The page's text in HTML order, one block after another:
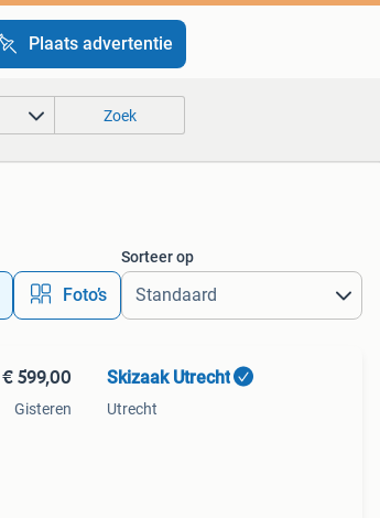
Plaats advertentie
Zoek
Foto’s
Sorteer op
€ 599,00
Gisteren
Skizaak Utrecht
Utrecht